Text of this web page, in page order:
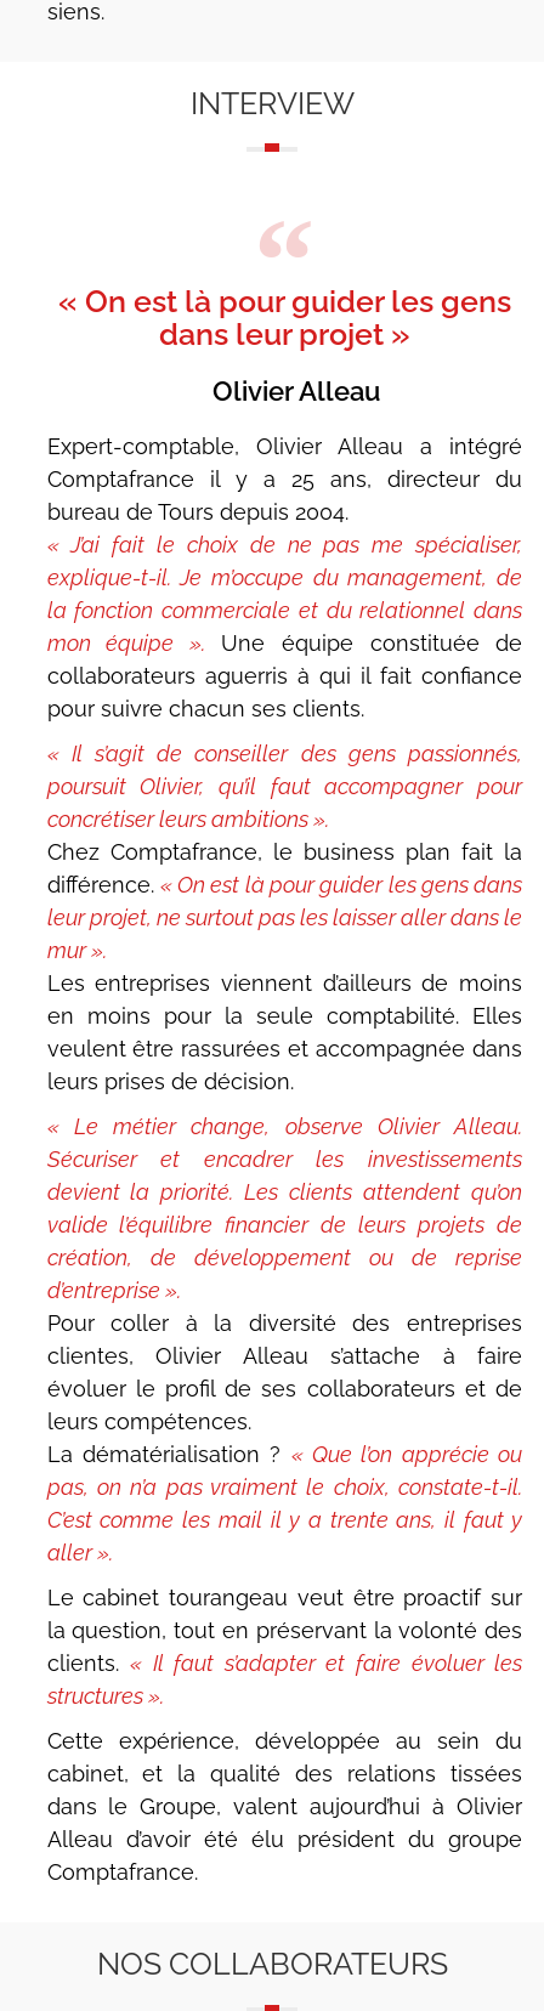
siens.
INTERVIEW
« On est là pour guider les gens
dans leur projet »
Olivier Alleau
Expert-comptable, Olivier Alleau a intégré
Comptafrance il y a 25 ans, directeur du
bureau de Tours depuis 2004.
« J’ai fait le choix de ne pas me spécialiser,
explique-t-il. Je m’occupe du management, de
la fonction commerciale et du relationnel dans
mon équipe ». Une équipe constituée de
collaborateurs aguerris à qui il fait confiance
pour suivre chacun ses clients.
« Il s’agit de conseiller des gens passionnés,
poursuit Olivier, qu’il faut accompagner pour
concrétiser leurs ambitions ».
Chez Comptafrance, le business plan fait la
différence. « On est là pour guider les gens dans
leur projet, ne surtout pas les laisser aller dans le
mur ».
Les entreprises viennent d’ailleurs de moins
en moins pour la seule comptabilité. Elles
veulent être rassurées et accompagnée dans
leurs prises de décision.
« Le métier change, observe Olivier Alleau.
Sécuriser et encadrer les investissements
devient la priorité. Les clients attendent qu’on
valide l’équilibre financier de leurs projets de
création, de développement ou de reprise
d’entreprise ».
Pour coller à la diversité des entreprises
clientes, Olivier Alleau s’attache à faire
évoluer le profil de ses collaborateurs et de
leurs compétences.
La dématérialisation ? « Que l’on apprécie ou
pas, on n’a pas vraiment le choix, constate-t-il.
C’est comme les mail il y a trente ans, il faut y
aller ».
Le cabinet tourangeau veut être proactif sur
la question, tout en préservant la volonté des
clients.« Il faut s’adapter et faire évoluer les
structures ».
Cette expérience, développée au sein du
cabinet, et la qualité des relations tissées
dans le Groupe, valent aujourd’hui à Olivier
Alleau d’avoir été élu président du groupe
Comptafrance.
NOS COLLABORATEURS